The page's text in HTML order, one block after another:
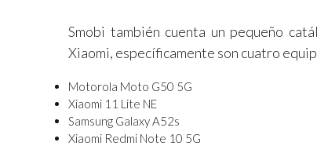
Smobi también cuenta un pequeño
Xiaomi, específicamente son cuatro
Motorola Moto G50 5G
Xiaomi 11 Lite NE
Samsung Galaxy A52s
Xiaomi Redmi Note 10 5G